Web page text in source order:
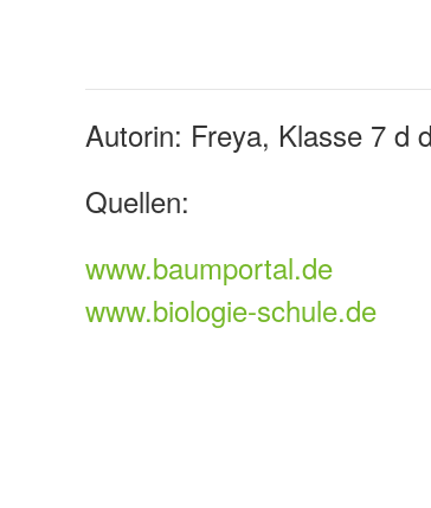
Autorin: Freya, Klasse 7 d
Quellen:
www.baumportal.de
www.biologie-schule.de